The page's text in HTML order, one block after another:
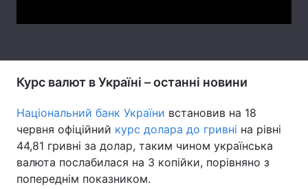
Тема оформлення
Курс валют в Україні – останні новини
Національний банк України встановив на 18
червня офіційний курс долара до гривні на рівні
44,81 гривні за долар, таким чином українська
валюта послабилася на 3 копійки, порівняно з
попереднім показником.